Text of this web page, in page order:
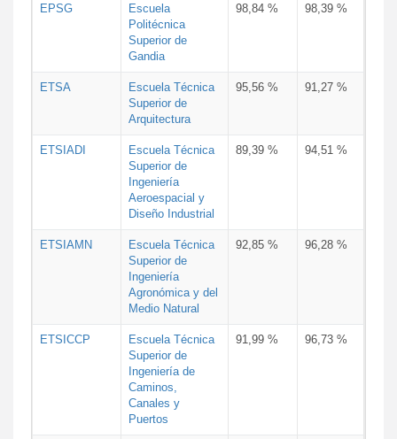
EPSG
Escuela
Politécnica
Superior de
Gandia
98,84 % 98,39 %
ETSA
Escuela Técnica
Superior de
Arquitectura
95,56 % 91,27 %
ETSIADI
Escuela Técnica
Superior de
Ingeniería
Aeroespacial y
Diseño Industrial
89,39 % 94,51 %
ETSIAMN
Escuela Técnica
Superior de
Ingeniería
Agronómica y del
Medio Natural
92,85 % 96,28 %
ETSICCP
Escuela Técnica
Superior de
Ingeniería de
Caminos,
Canales y
Puertos
91,99 % 96,73 %